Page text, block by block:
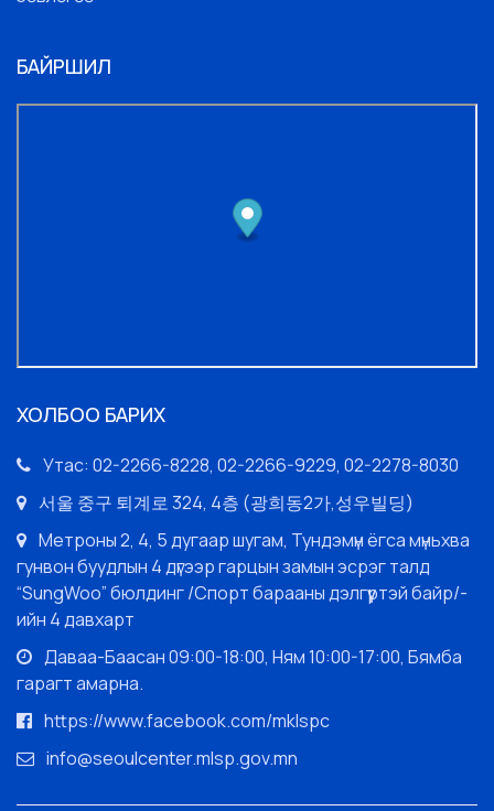
БАЙРШИЛ
ХОЛБОО БАРИХ
Утас: 02-2266-8228, 02-2266-9229, 02-2278-8030
서울 중구 퇴계로 324, 4층 (광희동2가,성우빌딩)
Метроны 2, 4, 5 дугаар шугам, Тундэмүн ёгса мүньхва
гунвон буудлын 4 дүгээр гарцын замын эсрэг талд
“SungWoo” бюлдинг /Спорт барааны дэлгүүртэй байр/-
ийн 4 давхарт
Даваа-Баасан 09:00-18:00, Ням 10:00-17:00, Бямба
гарагт амарна.
https://www.facebook.com/mklspc
info@seoulcenter.mlsp.gov.mn